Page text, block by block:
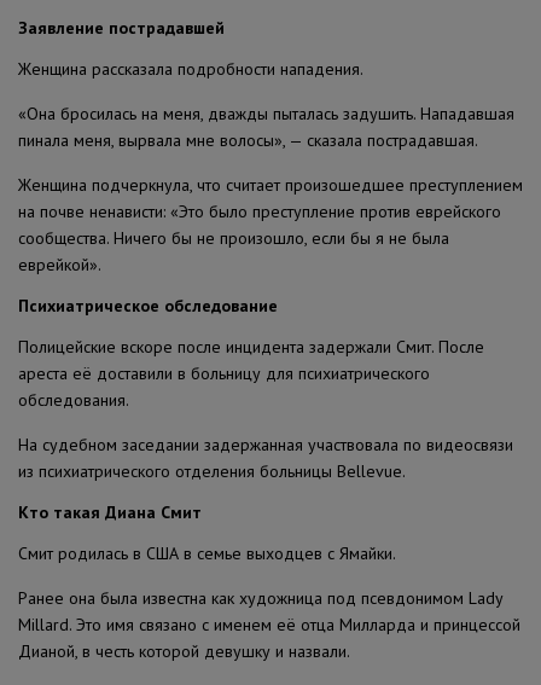
Заявление пострадавшей
Женщина рассказала подробности нападения.
«Она бросилась на меня, дважды пыталась задушить. Нападавшая
пинала меня, вырвала мне волосы», — сказала пострадавшая.
Женщина подчеркнула, что считает произошедшее преступлением
на почве ненависти: «Это было преступление против еврейского
сообщества. Ничего бы не произошло, если бы я не была
еврейкой».
Психиатрическое обследование
Полицейские вскоре после инцидента задержали Смит. После
ареста её доставили в больницу для психиатрического
обследования.
На судебном заседании задержанная участвовала по видеосвязи
из психиатрического отделения больницы Bellevue.
Кто такая Диана Смит
Смит родилась в США в семье выходцев с Ямайки.
Ранее она была известна как художница под псевдонимом Lady
Millard. Это имя связано с именем её отца Милларда и принцессой
Дианой, в честь которой девушку и назвали.